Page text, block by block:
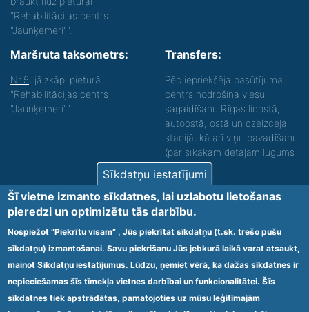
"Rehabilitācijas centrs
"Jaunķemeri"".
Maršruta taksometrs:
Nr.5 , jāizkāpj pieturā
"Rehabilitācijas centrs
"Jaunķemeri""
Transfers:
Pēc iepriekšēja pasūtījuma
centrs nodrošina viesu
sagaidīšanu Rīgas lidostā,
autoostā, ostā un dzelzceļa
stacijā, kā arī viņu pavadīšanu
(par sīkākām detaļām lūgums
zvanīt).
Nodrošinām vides piekļūstamību personām ar
funkcionāliem traucējumiem! SIA „Sanare-KRC
Jaunķemeri”, Kolkas ielā 20, Jūrmalā ir nodrošināta vides
piekļūstamība personām ar funkcionāliem traucējumiem,
tādejādi nodrošinot atbilstību Ministru kabineta
2009.gada 20.janvāra noteikumos Nr.60 „Noteikumi par
obligātajām prasībām ārstniecības iestādēm un to
struktūrvienībām” minētajām prasībām.
Sīkdatņu iestatījumi
Šī vietne izmanto sīkdatnes, lai uzlabotu lietošanas
pieredzi un optimizētu tās darbību.
Nospiežot “Piekrītu visam” , Jūs piekrītat sīkdatņu (t.sk. trešo pušu
sīkdatņu) izmantošanai. Savu piekrišanu Jūs jebkurā laikā varat atsaukt,
mainot Sīkdatņu iestatījumus. Lūdzu, ņemiet vērā, ka dažas sīkdatnes ir
nepieciešamas šīs tīmekļa vietnes darbībai un funkcionalitātei. Šīs
sīkdatnes tiek apstrādātas, pamatojoties uz mūsu leģitīmajām